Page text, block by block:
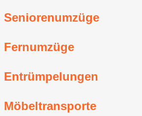
Seniorenumzüge
Fernumzüge
Entrümpelungen
Möbeltransporte